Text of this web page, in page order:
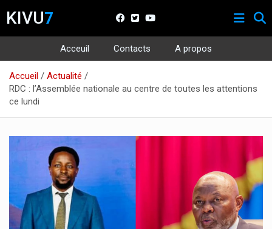
KIVU7
Acceuil Contacts
A propos
contenu
Accueil
Actualité
RDC : l’Assemblée nationale au centre de toutes les attentions
ce lundi